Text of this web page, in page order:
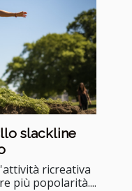
slackline
ricreativa
più popolarità....